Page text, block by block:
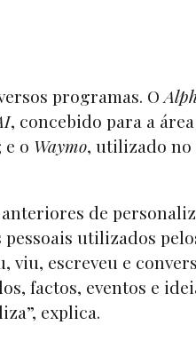
programas. O
, concebido para a
o Waymo, utilizado no
de
utilizados
viu, escreveu e
factos, eventos e
explica.